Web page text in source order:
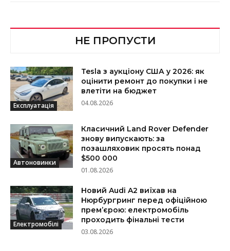
НЕ ПРОПУСТИ
Експлуатація
Tesla з аукціону США у 2026: як
оцінити ремонт до покупки і не
влетіти на бюджет
04.08.2026
Автоновинки
Класичний Land Rover Defender
знову випускають: за
позашляховик просять понад
$500 000
01.08.2026
Електромобілі
Новий Audi A2 виїхав на
Нюрбургринг перед офіційною
прем’єрою: електромобіль
проходить фінальні тести
03.08.2026